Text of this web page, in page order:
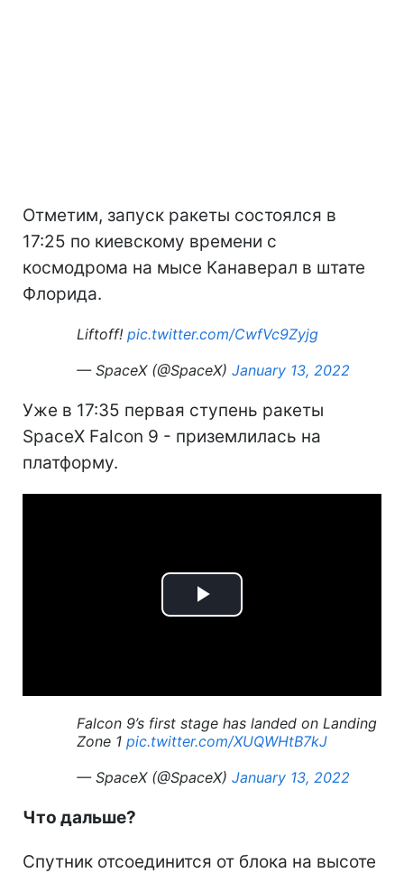
Отметим, запуск ракеты состоялся в
17:25 по киевскому времени с
космодрома на мысе Канаверал в штате
Флорида.
Liftoff! pic.twitter.com/CwfVc9Zyjg
— SpaceX (@SpaceX) January 13, 2022
Уже в 17:35 первая ступень ракеты
SpaceX Falcon 9 - приземлилась на
платформу.
Play
Falcon 9’s first stage has landed on Landing
Zone 1 pic.twitter.com/XUQWHtB7kJ
— SpaceX (@SpaceX) January 13, 2022
Что дальше?
Спутник отсоединится от блока на высоте